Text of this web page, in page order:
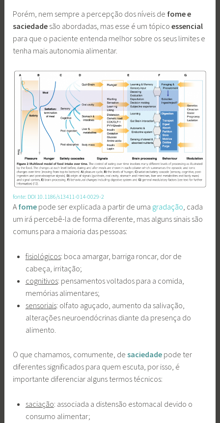
Porém, nem sempre a percepção dos níveis de fome e
saciedade são abordadas, mas esse é um tópicoessencial
para que o paciente entenda melhor sobre os seus limites e
tenha mais autonomia alimentar.
fonte: DOI 10.1186/s13411-014-0029-2
A fome pode ser explicada a partir de uma gradação , cada
um irá percebê-la de forma diferente, mas alguns sinais são
comuns para a maioria das pessoas:
fisiológicos: boca amargar, barriga roncar, dor de
cabeça, irritação;
cognitivos: pensamentos voltados para a comida,
memórias alimentares;
sensoriais: olfato aguçado, aumento da salivação,
alterações neuroendócrinas diante da presença do
alimento.
O que chamamos, comumente, desaciedade pode ter
diferentes significados para quem escuta, por isso, é
importante diferenciar alguns termos técnicos:
saciação: associada a distensão estomacal devido o
consumo alimentar;